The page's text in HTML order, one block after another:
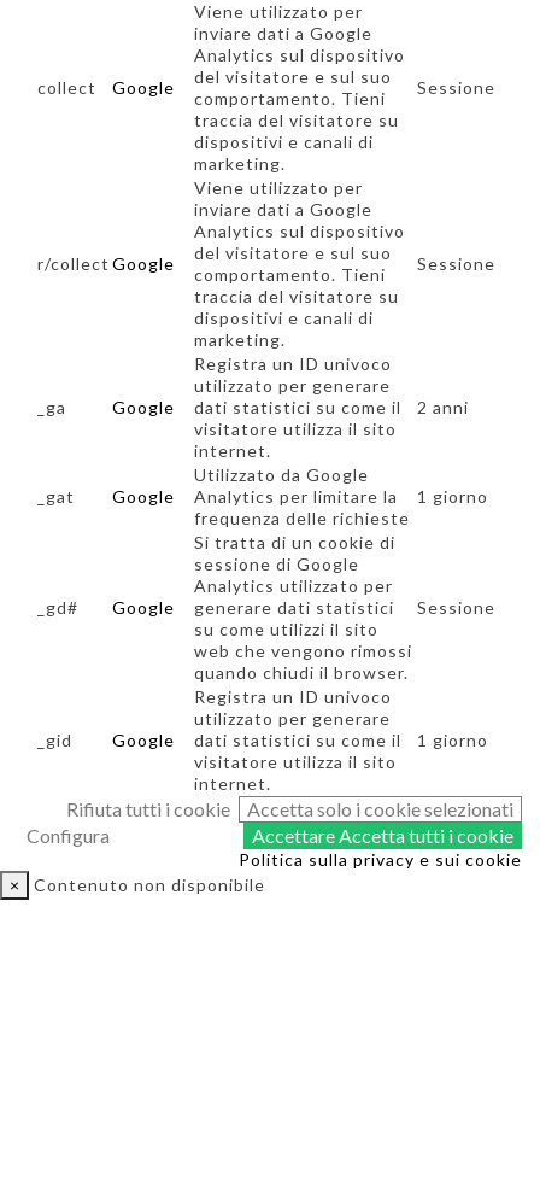
collect Google
Viene utilizzato per
inviare dati a Google
Analytics sul dispositivo
del visitatore e sul suo
comportamento. Tieni
traccia del visitatore su
dispositivi e canali di
marketing.
Sessione
r/collect Google
Viene utilizzato per
inviare dati a Google
Analytics sul dispositivo
del visitatore e sul suo
comportamento. Tieni
traccia del visitatore su
dispositivi e canali di
marketing.
Sessione
_ga Google
Registra un ID univoco
utilizzato per generare
dati statistici su come il
visitatore utilizza il sito
internet.
2 anni
_gat Google
Utilizzato da Google
Analytics per limitare la
frequenza delle richieste
1 giorno
_gd# Google
Si tratta di un cookie di
sessione di Google
Analytics utilizzato per
generare dati statistici
su come utilizzi il sito
web che vengono rimossi
quando chiudi il browser.
Sessione
_gid Google
Registra un ID univoco
utilizzato per generare
dati statistici su come il
visitatore utilizza il sito
internet.
1 giorno
Accetta solo i cookie selezionati
Rifiuta tutti i cookie
AccettareAccetta tutti i cookie
Configura
Politica sulla privacy e sui cookie
×
Contenuto non disponibile